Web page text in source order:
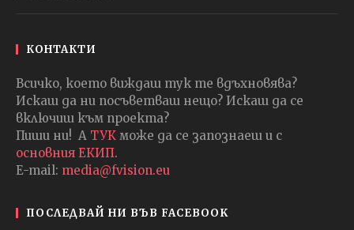
КОНТАКТИ
Всичко, което виждаш тук те вдъхновява?
Искаш да ни посъветваш нещо? Искаш да се
включиш към проекта?
Пиши ни! А ТУК може да се запознаеш и с
основния ЕКИП.
E-mail: media@fvision.eu
ПОСЛЕДВАЙ НИ ВЪВ FACEBOOK